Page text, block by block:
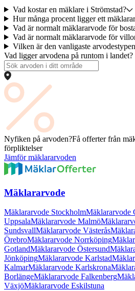
Vad kostar en mäklare i Strömstad?
Hur många procent ligger ett
Vad är normalt mäklararvode för
Vad är normalt mäklararvode för
Vilken är den vanligaste
Vad ligger arvodena på runtom i landet?
Nyfiken på arvoden?Få offerter från
förpliktelser
Jämför mäklararvoden
Mäklararvode
Mäklararvode StockholmMäklararvode
UppsalaMäklararvode Malmö
SundsvallMäklararvode Västerås
ÖrebroMäklararvode Norrköping
GotlandMäklararvode Östersund
JönköpingMäklararvode Karlstad
KalmarMäklararvode Karlskrona
BorlängeMäklararvode Falkenberg
VäxjöMäklararvode Eskilstuna